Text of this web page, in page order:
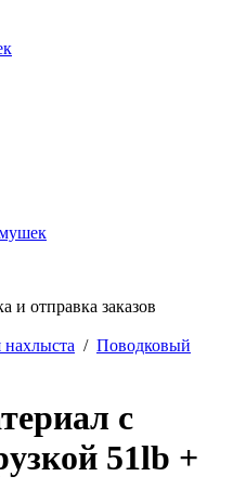
и отправка заказов
нахлыста / Поводковый
с
51lb +